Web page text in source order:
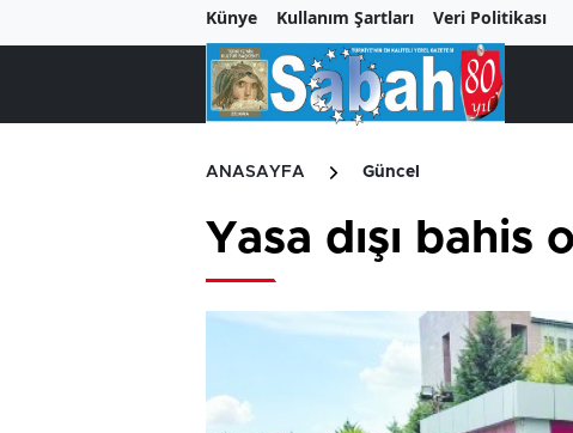
Künye Kullanım Şartları Veri Politikası
ANASAYFA Güncel
Yasa dışı